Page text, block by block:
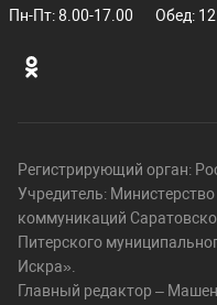
Пн-Пт: 8.00-17.00 Обед:
Регистрирующий орган:
Учредитель:
коммуникаций
Питерского
Искра».
Главный редактор –